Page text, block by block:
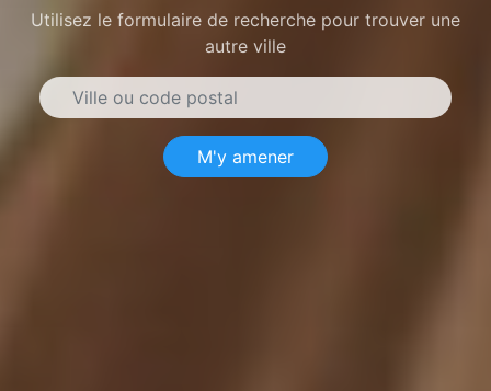
Utilisez le formulaire de recherche pour trouver une
autre ville
M'y amener